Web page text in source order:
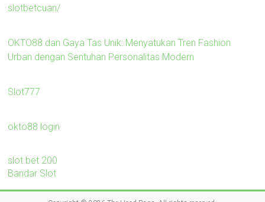
slotbetcuan/
OKTO88 dan Gaya Tas Unik: Menyatukan Tren Fashion
Urban dengan Sentuhan Personalitas Modern
Slot777
okto88 login
slot bet 200
Bandar Slot